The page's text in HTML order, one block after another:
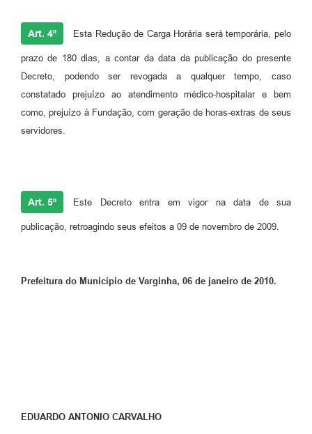
Art. 4º Esta Redução de Carga Horária será temporária, pelo
prazo de 180 dias, a contar da data da publicação do presente
Decreto, podendo ser revogada a qualquer tempo, caso
constatado prejuízo ao atendimento médico-hospitalar e bem
como, prejuízo à Fundação, com geração de horas-extras de seus
servidores.
Art. 5º Este Decreto entra em vigor na data de sua
publicação, retroagindo seus efeitos a 09 de novembro de 2009.
Prefeitura do Município de Varginha, 06 de janeiro de 2010.
EDUARDO ANTONIO CARVALHO